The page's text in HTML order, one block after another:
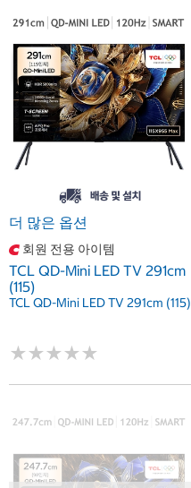
더 많은 옵션
회원 전용 아이템
TCL QD-Mini LED TV 291cm
(115)
TCL QD-Mini LED TV 291cm (115)
★★★★★
★★★★★